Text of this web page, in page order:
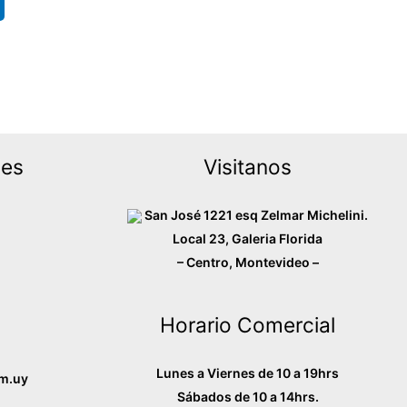
Visitanos
San José 1221 esq Zelmar Michelini.
Local 23, Galeria Florida
– Centro, Montevideo –
Horario Comercial
Lunes a Viernes de 10 a 19hrs
Sábados de 10 a 14hrs.